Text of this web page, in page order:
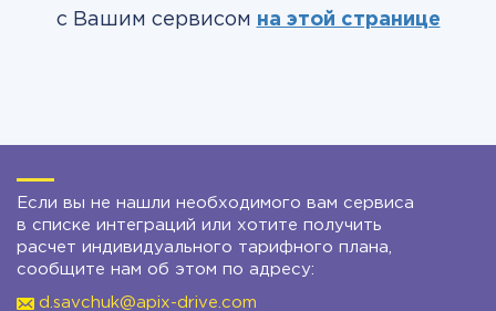
с Вашим сервисом на этой странице
Если вы не нашли необходимого вам сервиса
в списке интеграций или хотите получить
расчет индивидуального тарифного плана,
сообщите нам об этом по адресу:
d.savchuk@apix-drive.com